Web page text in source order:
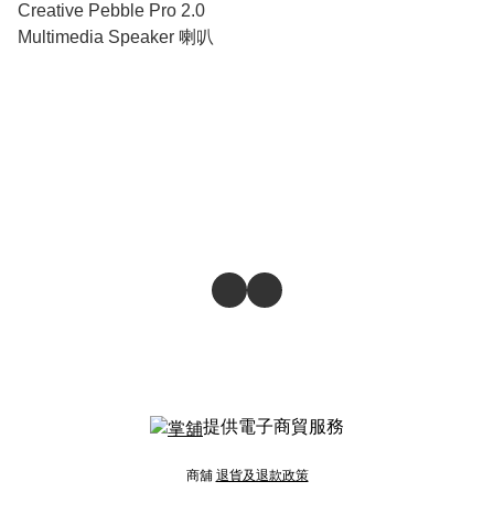
Creative Pebble Pro 2.0
Multimedia Speaker 喇叭
提供電子商貿服務
商舖 退貨及退款政策